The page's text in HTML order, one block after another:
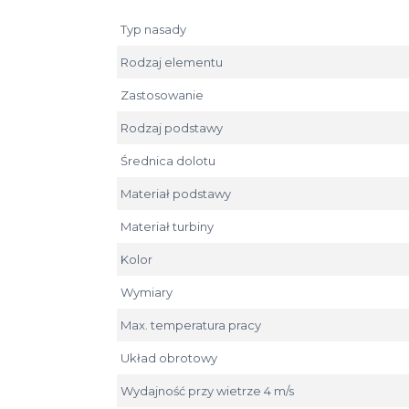
Typ nasady
Rodzaj elementu
Zastosowanie
Rodzaj podstawy
Średnica dolotu
Materiał podstawy
Materiał turbiny
Kolor
Wymiary
Max. temperatura pracy
Układ obrotowy
Wydajność przy wietrze 4 m/s